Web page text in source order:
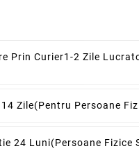
Prin Curier1-2 Zile
Zile(pentru Persoane
24 Luni(persoane Fizice